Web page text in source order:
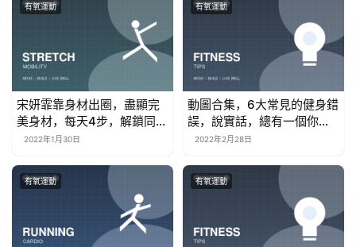
有氧運動
宋妍霏靠身材出圈，盡顯完
美身材，每天4步，解鎖同款
長腿
2022年1月30日
有氧運動
動圖合集，6大常見的健身錯
誤，說實話，總有一個你就
做錯了
2022年2月28日
有氧運動 有氧運動